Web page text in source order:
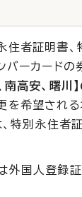
住者証明書、
バーカード
高安、曙川
希望され
特別永住
外国人登録